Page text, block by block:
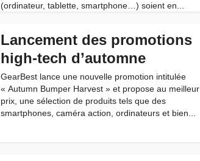
(ordinateur, tablette, smartphone…) soient en...
Lancement des promotions
high-tech d’automne
GearBest lance une nouvelle promotion intitulée
« Autumn Bumper Harvest » et propose au meilleur
prix, une sélection de produits tels que des
smartphones, caméra action, ordinateurs et bien...